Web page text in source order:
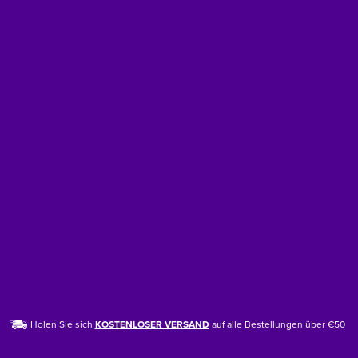
Holen Sie sich KOSTENLOSER VERSAND auf alle Bestellungen über €50